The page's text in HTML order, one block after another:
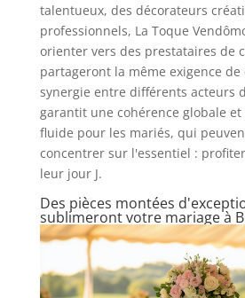
talentueux, des décorateurs
professionnels, La Toque
orienter vers des prestataires de
partageront la même exigence de
synergie entre différents acteurs
garantit une cohérence globale
fluide pour les mariés, qui
concentrer sur l'essentiel :
leur jour J.
Des pièces montées
sublimeront votre mariage à